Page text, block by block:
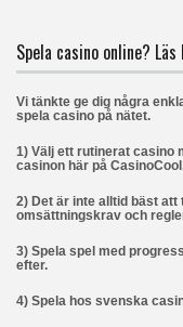
Spela casino online? Läs
Vi tänkte ge dig några
spela casino på nätet.
1) Välj ett rutinerat casino
casinon här på
2) Det är inte alltid bäst att
omsättningskrav och
3) Spela spel med
efter.
4) Spela hos svenska